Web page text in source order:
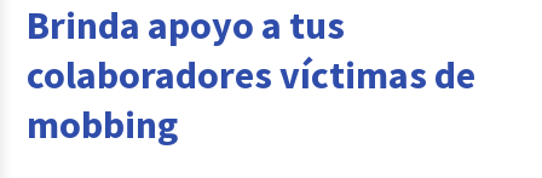
Brinda apoyo a tus
colaboradores víctimas de
mobbing